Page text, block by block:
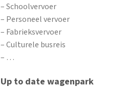
– Schoolvervoer
– Personeel vervoer
– Fabrieksvervoer
– Culturele busreis
– …
Up to date wagenpark